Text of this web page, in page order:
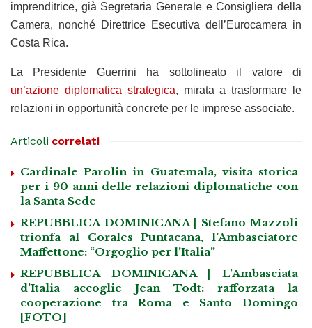
imprenditrice, già Segretaria Generale e Consigliera della
Camera, nonché Direttrice Esecutiva dell’Eurocamera in
Costa Rica.
La Presidente Guerrini ha sottolineato il valore di
un’azione diplomatica strategica, mirata a trasformare le
relazioni in opportunità concrete per le imprese associate.
Articoli correlati
Cardinale Parolin in Guatemala, visita storica
per i 90 anni delle relazioni diplomatiche con
la Santa Sede
REPUBBLICA DOMINICANA | Stefano Mazzoli
trionfa al Corales Puntacana, l’Ambasciatore
Maffettone: “Orgoglio per l’Italia”
REPUBBLICA DOMINICANA | L’Ambasciata
d’Italia accoglie Jean Todt: rafforzata la
cooperazione tra Roma e Santo Domingo
[FOTO]